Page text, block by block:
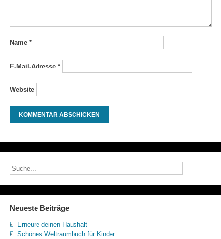
Name *
E-Mail-Adresse *
Website
Neueste Beiträge
Erneure deinen Haushalt
Schönes Weltraumbuch für Kinder